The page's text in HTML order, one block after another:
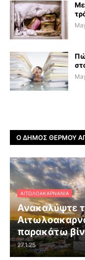
Με
Ο ΔΉΜΟΣ ΘΈΡΜΟΥ
ΑΙΤΩΛΟΑΚΑΡΝΑΝΊΑ
Ανακαλύψτε
παρακάτω
27.1.25